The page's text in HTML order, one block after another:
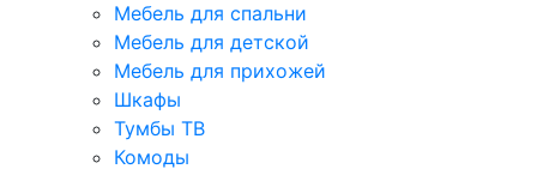
Мебель для спальни
Мебель для детской
Мебель для прихожей
Шкафы
Тумбы ТВ
Комоды